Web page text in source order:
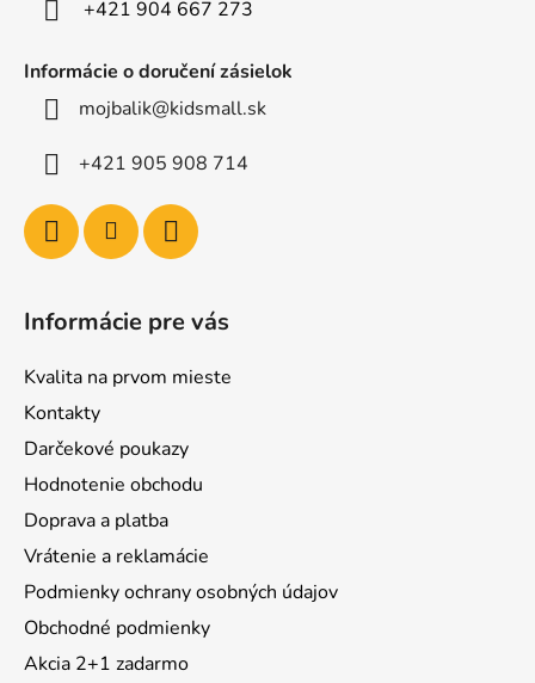
+421 904 667 273
Informácie o doručení zásielok
mojbalik@kidsmall.sk
+421 905 908 714
Informácie pre vás
Kvalita na prvom mieste
Kontakty
Darčekové poukazy
Hodnotenie obchodu
Doprava a platba
Vrátenie a reklamácie
Podmienky ochrany osobných údajov
Obchodné podmienky
Akcia 2+1 zadarmo